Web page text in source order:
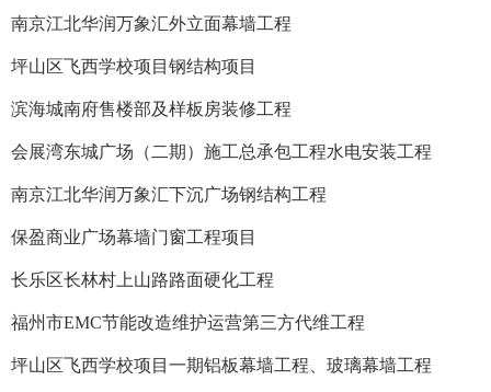
南京江北华润万象汇外立面幕墙工程
坪山区飞西学校项目钢结构项目
滨海城南府售楼部及样板房装修工程
会展湾东城广场（二期）施工总承包工程水电安装工程
南京江北华润万象汇下沉广场钢结构工程
保盈商业广场幕墙门窗工程项目
长乐区长林村上山路路面硬化工程
福州市EMC节能改造维护运营第三方代维工程
坪山区飞西学校项目一期铝板幕墙工程、玻璃幕墙工程